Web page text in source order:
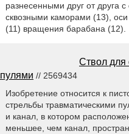
разнесенными друг от друга
сквозными каморами (13),
(11) вращения барабана (12).
Ствол для
пулями // 2569434
Изобретение относится к
стрельбы травматическими
и канал, в котором
меньшее, чем канал,